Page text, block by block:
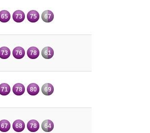
65 73 75 67
73 76 78 61
71 78 80 69
67 68 78 64